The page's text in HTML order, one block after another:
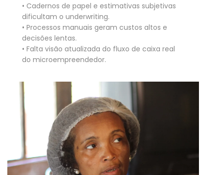
• Cadernos de papel e estimativas subjetivas
dificultam o underwriting.
• Processos manuais geram custos altos e
decisões lentas.
• Falta visão atualizada do fluxo de caixa real
do microempreendedor.